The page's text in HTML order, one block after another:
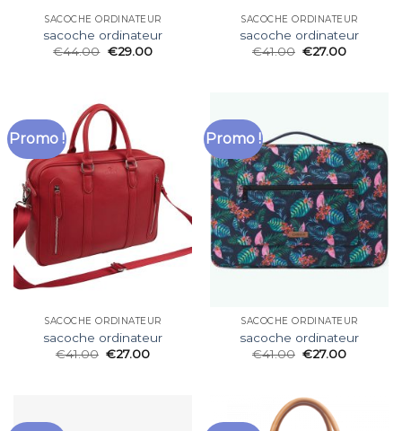
SACOCHE ORDINATEUR
sacoche ordinateur
€44.00 €29.00
SACOCHE ORDINATEUR
sacoche ordinateur
€41.00 €27.00
Promo !
SACOCHE ORDINATEUR
sacoche ordinateur
€41.00 €27.00
Promo !
SACOCHE ORDINATEUR
sacoche ordinateur
€41.00 €27.00